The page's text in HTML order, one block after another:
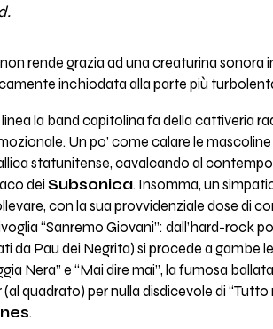
rende grazia ad una creaturina sonora
inchiodata alla parte più
la band capitolina fa della cattiveria
Un po’ come calare le
statunitense, cavalcando al
dei Subsonica. Insomma, un
con la sua provvidenziale dose di
“Sanremo Giovani”: dall’hard-rock
da Pau dei Negrita) si procede a gambe
Nera” e “Mai dire mai”, la fumosa
quadrato) per nulla disdicevole di “Tutto
.